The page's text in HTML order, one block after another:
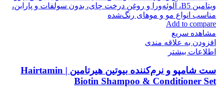
Add to compare
مشاهده سریع
افزودن به علاقه مندی
اطلاعات بیشتر
ست شامپو و نرم‌کننده بیوتین هیرتامین | Hairtamin
Biotin Shampoo & Conditioner Set